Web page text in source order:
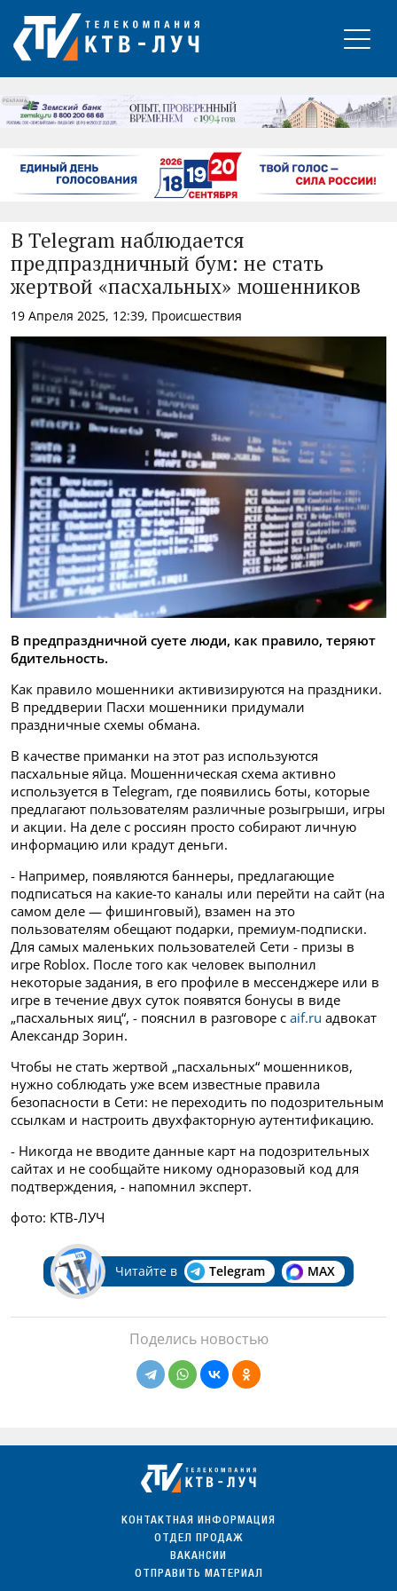
РЕКЛАМА
В Telegram наблюдается
предпраздничный бум: не стать
жертвой «пасхальных» мошенников
19 Апреля 2025, 12:39, Происшествия
В предпраздничной суете люди, как правило, теряют
бдительность.
Как правило мошенники активизируются на праздники.
В преддверии Пасхи мошенники придумали
праздничные схемы обмана.
В качестве приманки на этот раз используются
пасхальные яйца. Мошенническая схема активно
используется в Telegram, где появились боты, которые
предлагают пользователям различные розыгрыши, игры
и акции. На деле с россиян просто собирают личную
информацию или крадут деньги.
- Например, появляются баннеры, предлагающие
подписаться на какие-то каналы или перейти на сайт (на
самом деле — фишинговый), взамен на это
пользователям обещают подарки, премиум-подписки.
Для самых маленьких пользователей Сети - призы в
игре Roblox. После того как человек выполнил
некоторые задания, в его профиле в мессенджере или в
игре в течение двух суток появятся бонусы в виде
„пасхальных яиц“, - пояснил в разговоре с aif.ru адвокат
Александр Зорин.
Чтобы не стать жертвой „пасхальных“ мошенников,
нужно соблюдать уже всем известные правила
безопасности в Сети: не переходить по подозрительным
ссылкам и настроить двухфакторную аутентификацию.
- Никогда не вводите данные карт на подозрительных
сайтах и не сообщайте никому одноразовый код для
подтверждения, - напомнил эксперт.
фото: КТВ-ЛУЧ
Читайте в Telegram MAX
Поделись новостью
КОНТАКТНАЯ ИНФОРМАЦИЯ
ОТДЕЛ ПРОДАЖ
ВАКАНСИИ
ОТПРАВИТЬ МАТЕРИАЛ